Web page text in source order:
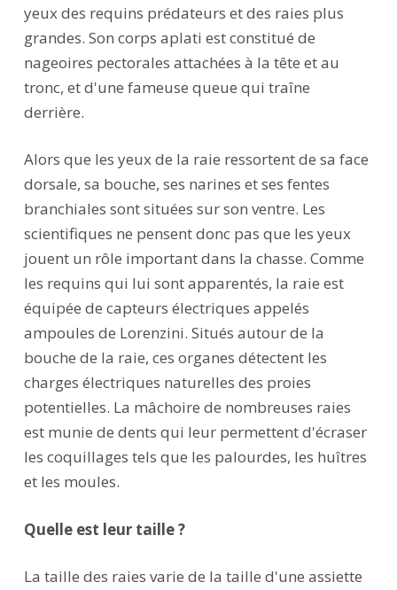
yeux des requins prédateurs et des raies plus
grandes. Son corps aplati est constitué de
nageoires pectorales attachées à la tête et au
tronc, et d'une fameuse queue qui traîne
derrière.
Alors que les yeux de la raie ressortent de sa face
dorsale, sa bouche, ses narines et ses fentes
branchiales sont situées sur son ventre. Les
scientifiques ne pensent donc pas que les yeux
jouent un rôle important dans la chasse. Comme
les requins qui lui sont apparentés, la raie est
équipée de capteurs électriques appelés
ampoules de Lorenzini. Situés autour de la
bouche de la raie, ces organes détectent les
charges électriques naturelles des proies
potentielles. La mâchoire de nombreuses raies
est munie de dents qui leur permettent d'écraser
les coquillages tels que les palourdes, les huîtres
et les moules.
Quelle est leur taille ?
La taille des raies varie de la taille d'une assiette